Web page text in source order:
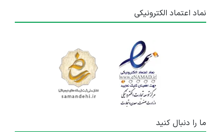
نماد اعتماد الکترونیکی
ما را دنبال کنید